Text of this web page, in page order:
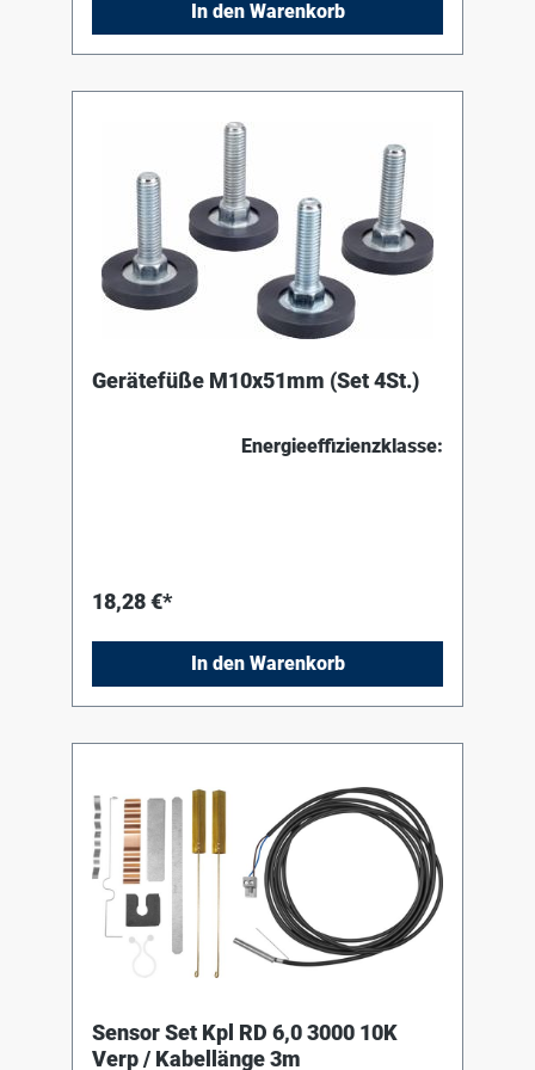
l monovalent/ab 300 l bivalent und
Hochleistung (z.B. SU / SM / SF # 500 l ).
In den Warenkorb
Gerätefüße M10x51mm (Set 4St.)
Energieeffizienzklasse:
18,28 €*
In den Warenkorb
Sensor Set Kpl RD 6,0 3000 10K
Verp / Kabellänge 3m